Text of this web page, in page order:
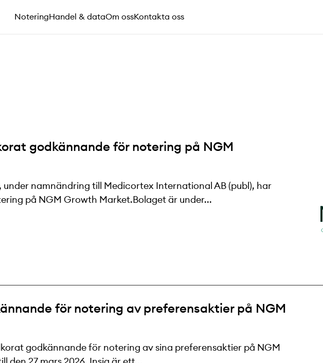
Notering Handel & dataOm ossKontakta oss
godkännande för notering på NGM
under namnändring till Medicortex International AB (publ), har
på NGM Growth Market.Bolaget är under...
för notering av preferensaktier på NGM
godkännande för notering av sina preferensaktier på NGM